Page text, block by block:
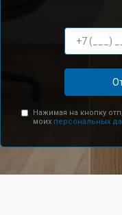
Нажимая на кнопку
моих персональных